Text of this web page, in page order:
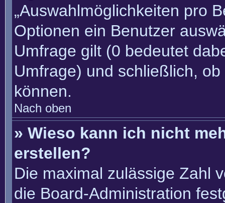
„Auswahlmöglichkeiten pro
Optionen ein Benutzer
Umfrage gilt (0 bedeutet
Umfrage) und schließlich,
können.
Nach oben
» Wieso kann ich nicht
erstellen?
Die maximal zulässige Zahl
die Board-Administration